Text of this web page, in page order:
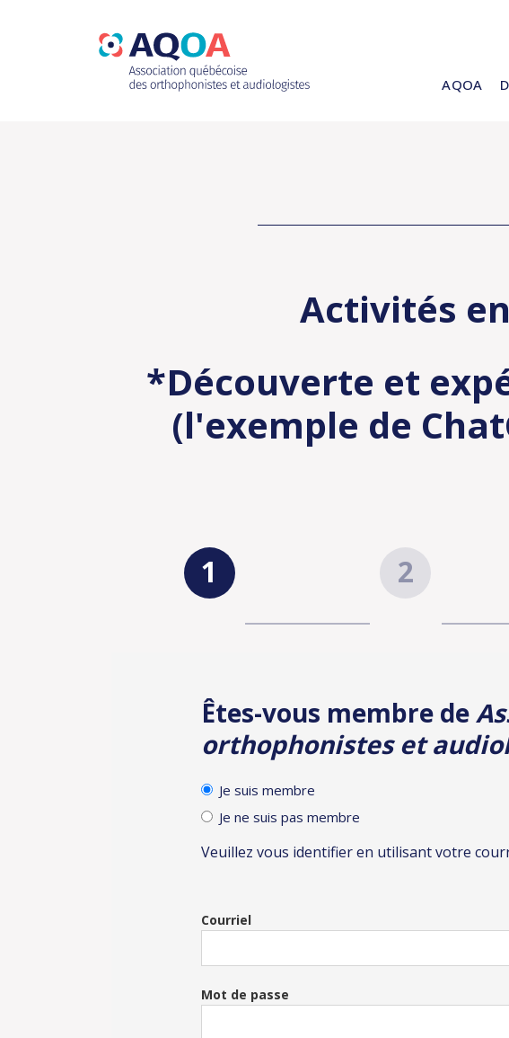
AQOA
Activités
*Découverte et
(l'exemple de
Êtes-vous membre de
orthophonistes et
Je suis membre
Je ne suis pas membre
Veuillez vous identifier en utilisant votre
Courriel
Mot de passe